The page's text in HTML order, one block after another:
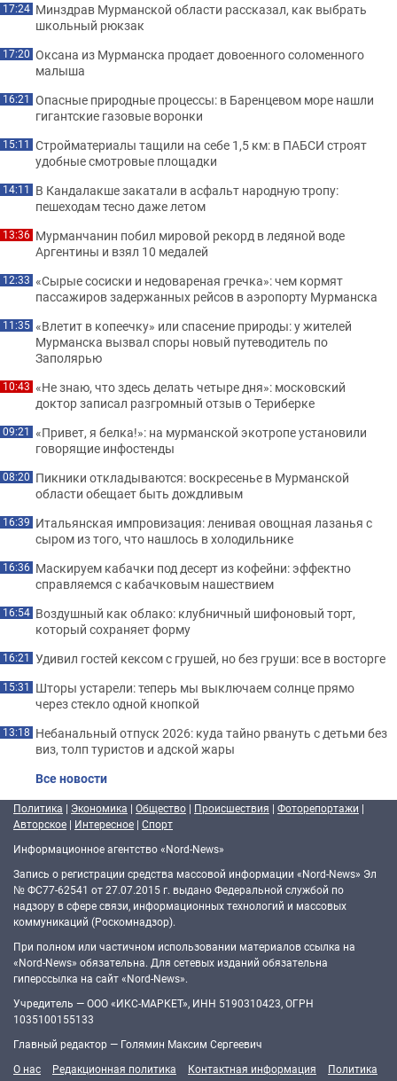
17:24 Минздрав Мурманской области рассказал, как выбрать
школьный рюкзак
17:20 Оксана из Мурманска продает довоенного соломенного
малыша
16:21 Опасные природные процессы: в Баренцевом море нашли
гигантские газовые воронки
15:11 Стройматериалы тащили на себе 1,5 км: в ПАБСИ строят
удобные смотровые площадки
14:11 В Кандалакше закатали в асфальт народную тропу:
пешеходам тесно даже летом
13:36 Мурманчанин побил мировой рекорд в ледяной воде
Аргентины и взял 10 медалей
12:33 «Сырые сосиски и недовареная гречка»: чем кормят
пассажиров задержанных рейсов в аэропорту Мурманска
11:35 «Влетит в копеечку» или спасение природы: у жителей
Мурманска вызвал споры новый путеводитель по
Заполярью
10:43 «Не знаю, что здесь делать четыре дня»: московский
доктор записал разгромный отзыв о Териберке
09:21 «Привет, я белка!»: на мурманской экотропе установили
говорящие инфостенды
08:20 Пикники откладываются: воскресенье в Мурманской
области обещает быть дождливым
16:39 Итальянская импровизация: ленивая овощная лазанья с
сыром из того, что нашлось в холодильнике
16:36 Маскируем кабачки под десерт из кофейни: эффектно
справляемся с кабачковым нашествием
16:54 Воздушный как облако: клубничный шифоновый торт,
который сохраняет форму
16:21 Удивил гостей кексом с грушей, но без груши: все в восторге
15:31 Шторы устарели: теперь мы выключаем солнце прямо
через стекло одной кнопкой
13:18 Небанальный отпуск 2026: куда тайно рвануть с детьми без
виз, толп туристов и адской жары
Все новости
Политика | Экономика | Общество | Происшествия | Фоторепортажи |
Авторское | Интересное | Спорт
Информационное агентство «Nord-News»
Запись о регистрации средства массовой информации «Nord-News» Эл
№ ФС77-62541 от 27.07.2015 г. выдано Федеральной службой по
надзору в сфере связи, информационных технологий и массовых
коммуникаций (Роскомнадзор).
При полном или частичном использовании материалов ссылка на
«Nord-News» обязательна. Для сетевых изданий обязательна
гиперссылка на сайт «Nord-News».
Учредитель — ООО «ИКС-МАРКЕТ», ИНН 5190310423, ОГРН
1035100155133
Главный редактор — Голямин Максим Сергеевич
О нас
Редакционная политика Контактная информация
Политика